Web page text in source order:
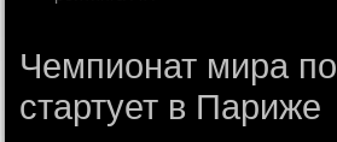
Чемпионат мира
стартует в Париже